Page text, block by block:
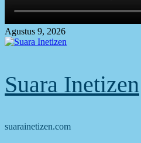
Agustus 9, 2026
Suara Inetizen
suarainetizen.com